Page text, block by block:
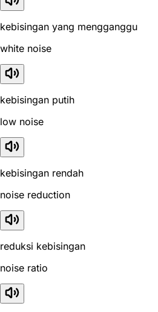
kebisingan yang mengganggu
white noise
kebisingan putih
low noise
kebisingan rendah
noise reduction
reduksi kebisingan
noise ratio